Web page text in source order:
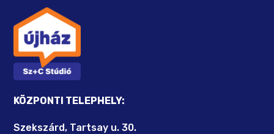
KÖZPONTI TELEPHELY:
Szekszárd, Tartsay u. 30.